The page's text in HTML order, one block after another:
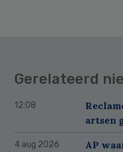
Gerelateerd
12:08
artsen
4 aug 2026
AP